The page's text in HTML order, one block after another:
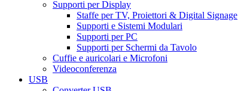
Supporti per Display
Staffe per TV, Proiettori & Digital Signage
Supporti e Sistemi Modulari
Supporti per PC
Supporti per Schermi da Tavolo
Cuffie e auricolari e Microfoni
Videoconferenza
USB